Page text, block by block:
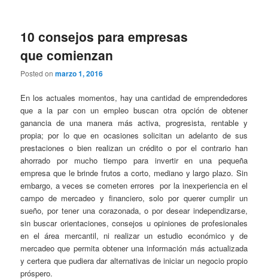
10 consejos para empresas
que comienzan
Posted onmarzo 1, 2016
En los actuales momentos, hay una cantidad de emprendedores
que a la par con un empleo buscan otra opción de obtener
ganancia de una manera más activa, progresista, rentable y
propia; por lo que en ocasiones solicitan un adelanto de sus
prestaciones o bien realizan un crédito o por el contrario han
ahorrado por mucho tiempo para invertir en una pequeña
empresa que le brinde frutos a corto, mediano y largo plazo. Sin
embargo, a veces se cometen errores por la inexperiencia en el
campo de mercadeo y financiero, solo por querer cumplir un
sueño, por tener una corazonada, o por desear independizarse,
sin buscar orientaciones, consejos u opiniones de profesionales
en el área mercantil, ni realizar un estudio económico y de
mercadeo que permita obtener una información más actualizada
y certera que pudiera dar alternativas de iniciar un negocio propio
próspero.